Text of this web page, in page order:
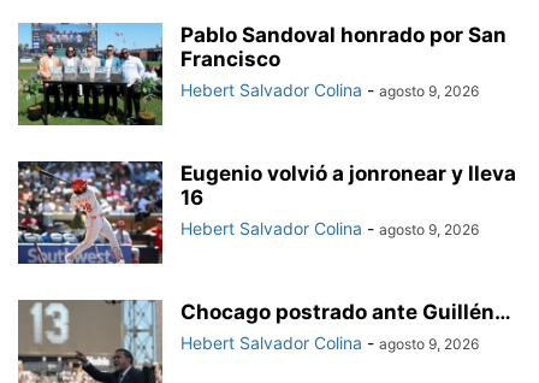
Pablo Sandoval honrado por San
Francisco
Hebert Salvador Colina - agosto 9, 2026
Eugenio volvió a jonronear y lleva
16
Hebert Salvador Colina - agosto 9, 2026
Chocago postrado ante Guillén…
Hebert Salvador Colina - agosto 9, 2026